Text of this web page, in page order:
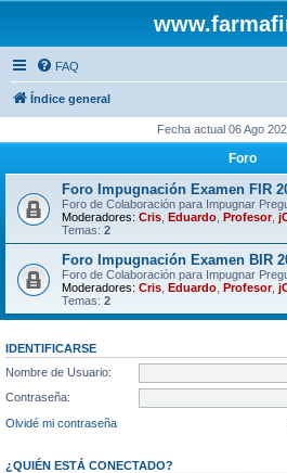
FAQ
Índice general
Fecha actual 06 Ago
Foro
Foro Impugnación Examen FIR
Foro de Colaboración para Impugnar
Moderadores: Cris Eduardo Profesor,
Temas: 2
Foro Impugnación Examen BIR
Foro de Colaboración para Impugnar
Moderadores: Cris Eduardo Profesor,
Temas: 2
IDENTIFICARSE
Nombre de Usuario:
Contraseña:
Olvidé mi contraseña
¿QUIÉN ESTÁ CONECTADO?